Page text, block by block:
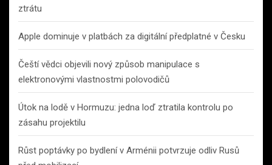
ztrátu
Apple dominuje v platbách za digitální předplatné v Česku
Čeští vědci objevili nový způsob manipulace s
elektronovými vlastnostmi polovodičů
Útok na lodě v Hormuzu: jedna loď ztratila kontrolu po
zásahu projektilu
Růst poptávky po bydlení v Arménii potvrzuje odliv Rusů